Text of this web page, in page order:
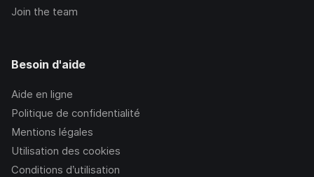
Join the team
Besoin d'aide
Aide en ligne
Politique de confidentialité
Mentions légales
Utilisation des cookies
Conditions d’utilisation